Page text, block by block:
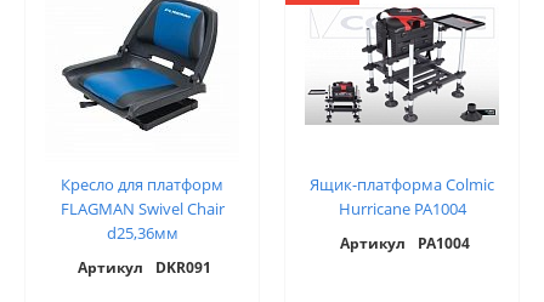
Кресло для платформ
FLAGMAN Swivel Chair
d25,36мм
Артикул DKR091
Ящик-платформа Colmic
Hurricane PA1004
Артикул PA1004